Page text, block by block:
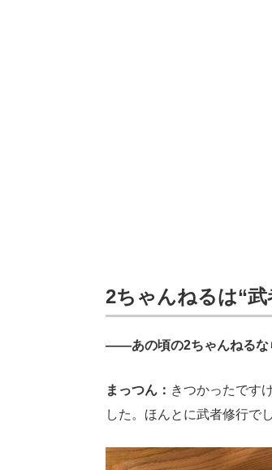
2ちゃんねるは“
――あの頃の2ちゃんねるな
まっつん： きつかったです
した。ほんとに武者修行で